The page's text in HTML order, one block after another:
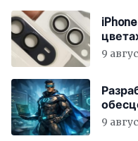
9
9